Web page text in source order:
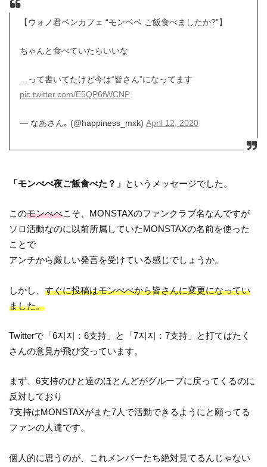
【ウォノ君ペンカフェ “モンベベ ご飯食べましたか?”】
ちゃんと食べていたらいいな
…って書いてたけど今は“皆さん”になってます
pic.twitter.com/E5QP6fWCNP
— なあさん｡ (@happiness_mxk) April 12, 2020
「モンべべ夜ご飯食べた？」 というメッセージでした。
このモンべべこそ、MONSTAXのファンクラブ名なんですが
ソロ活動なのに以前所属していたMONSTAXの名前を使った
ことで
アンチから厳しい発言を受けている感じでしょうか。
しかし、すぐに投稿はモンべべから皆さんに変更になってい
ました。
Twitterで「6지지：6支持」と「7지지：7支持」と打てばたく
さんの意見が飛び交っています。
まず、6支持のひと達のほとんどがグループに戻ってくるのに
反対しており
7支持はMONSTAXがまた7人で活動できるようにと願ってる
ファンの人達です。
個人的に思うのが、これメンバーたち絶対見てるんじゃない